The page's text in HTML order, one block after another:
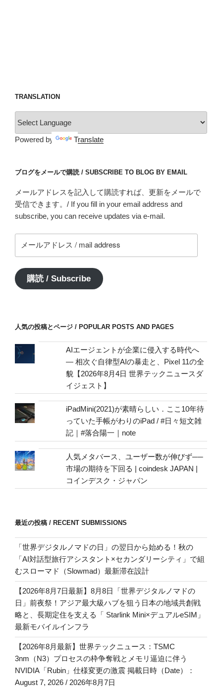
考
る・
The
Best
World
Specifics
on
how
with
Life.”
の
TRANSLATION
Powered by Translate
ブログをメールで購読 / SUBSCRIBE TO BLOG BY EMAIL
メールアドレスを記入して購読すれば、更新をメールで
受信できます。/ If you fill in your email address and
subscribe, you can receive updates via e-mail.
ー
ア
ド
address
購読 / Subscribe
人気の投稿とページ / POPULAR POSTS AND PAGES
AIエージェントが企業に侵入する時代へ
— 相次ぐ自律型AIの暴走と、Pixel 11の全
貌【2026年8月4日 世界テックニュースダ
イジェスト】
iPadMini(2021)が素晴らしい．ここ10年待
っていた手帳がわりのiPad / #日々短文雑
記｜#落合陽一｜note
人気メタバース、ユーザー数が伸びず──
市場の期待を下回る | coindesk JAPAN |
コインデスク・ジャパン
最近の投稿 / RECENT SUBMISSIONS
「世界デジタルノマドの日」の翌日から始める！秋の
「AI対話型旅行アシスタント×セカンダリーシティ」で組
むスローマド（Slowmad）最新滞在設計
【2026年8月7日最新】8月8日「世界デジタルノマドの
日」前夜祭！アジア最大級ハブを狙う日本の地域共創戦
略と、長期定住を支える「 Starlink Mini×デュアルeSIM」
最新モバイルインフラ
【2026年8月最新】世界テックニュース：TSMC
3nm（N3）プロセスの枠争奪戦とメモリ逼迫に伴う
NVIDIA「Rubin」仕様変更の激震 掲載日時（Date）：
August 7, 2026 / 2026年8月7日